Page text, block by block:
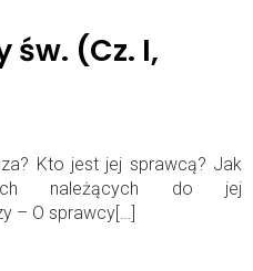
św. (Cz. I,
Kto jest jej sprawcą? Jak
należących do jej
– O sprawcy[…]